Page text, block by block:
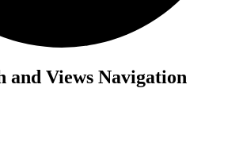
and Views Navigation